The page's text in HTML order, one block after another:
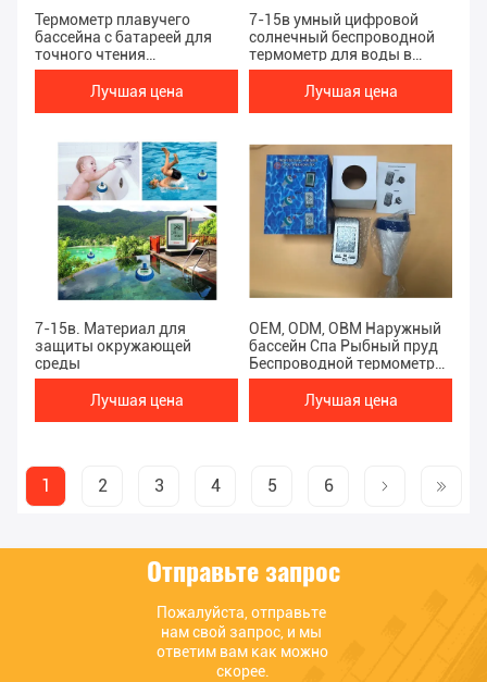
Термометр плавучего
бассейна с батареей для
точного чтения
температуры
Лучшая цена
7-15в умный цифровой
солнечный беспроводной
термометр для воды в
помещениях и на улице с
настройкойЛучшая цена
7-15в. Материал для
защиты окружающей
среды
Лучшая цена
OEM, ODM, OBM Наружный
бассейн Спа Рыбный пруд
Беспроводной термометр
воды Точный цифровой
дисплейЛучшая цена
1 2 3 4 5 6
Отправьте запрос
Пожалуйста, отправьте
нам свой запрос, и мы
ответим вам как можно
скорее.